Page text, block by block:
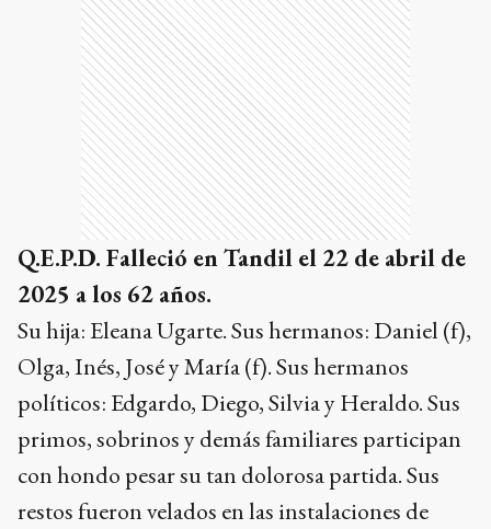
Q.E.P.D. Falleció en Tandil el 22 de abril de
2025 a los 62 años.
Su hija: Eleana Ugarte. Sus hermanos: Daniel (f),
Olga, Inés, José y María (f). Sus hermanos
políticos: Edgardo, Diego, Silvia y Heraldo. Sus
primos, sobrinos y demás familiares participan
con hondo pesar su tan dolorosa partida. Sus
restos fueron velados en las instalaciones de